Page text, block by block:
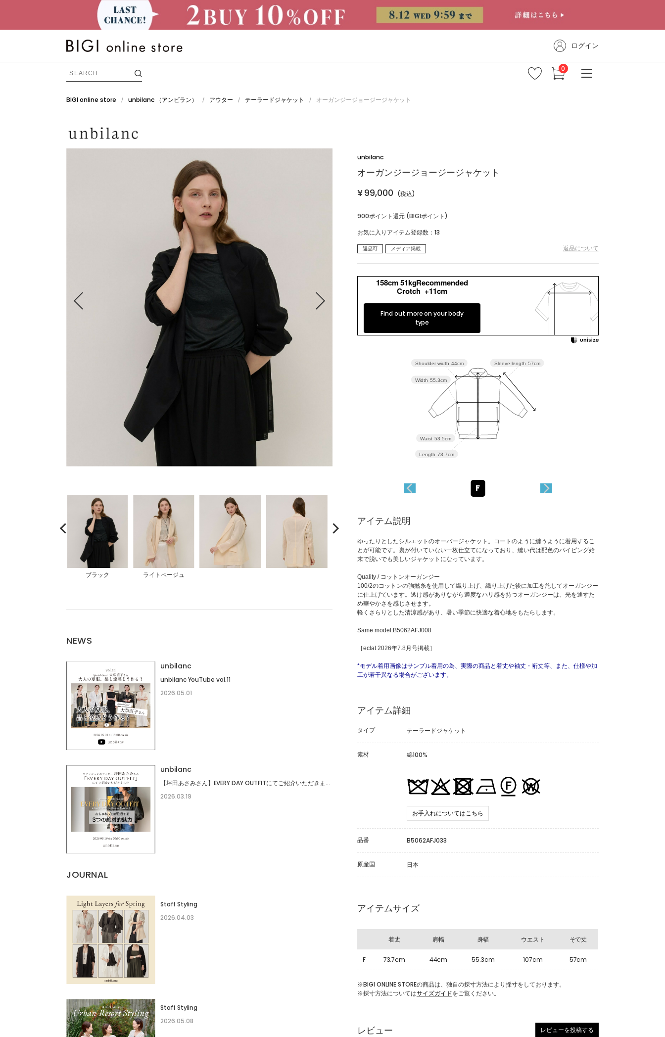
ログイン
大きいサイズ
ワンピース
オールインワン・サロペッ
ネックウェア
アンダーウェア
バッグ
ベルト
その他
インテリア小物
セール
ショップリスト
ジャーナル
よくある質問
お問い合わせ
BIGI online store / unbilanc （アンビラン） / アウター / テーラードジャケット / オーガンジージョージージャケット
ブラック ライトベージュ
NEWS
unbilanc
unbilanc YouTube vol.11
2026.05.01
unbilanc
【坪田あさみさん】EVERY DAY OUTFITにてご紹介いただきました
2026.03.19
JOURNAL
Staff Styling
2026.04.03
Staff Styling
2026.05.08
unbilanc
オーガンジージョージージャケット
¥99,000 (税込)
900ポイント還元 (BIGIポイント)
お気に入りアイテム登録数： 13
返品可 メディア掲載 返品について
158cm 51kgRecommended
Crotch +11cm
Find out more on your body
type
Sleeve length 57cm
Length 73.7cm
Waist 53.5cm
Width 55.3cm
Shoulder width 44cm
F
アイテム説明
ゆったりとしたシルエットのオーバージャケット。コートのように纏うように着用するこ
とが可能です。裏が付いていない一枚仕立てになっており、縫い代は配色のパイピング始
末で脱いでも美しいジャケットになっています。
Quality / コットンオーガンジー
100/2のコットンの強撚糸を使用して織り上げ、織り上げた後に加工を施してオーガンジー
に仕上げています。透け感がありながら適度なハリ感を持つオーガンジーは、光を通すた
め華やかさを感じさせます。
軽くさらりとした清涼感があり、暑い季節に快適な着心地をもたらします。
Same model:B5062AFJ008
［eclat 2026年7.8月号掲載］
*モデル着用画像はサンプル着用の為、実際の商品と着丈や袖丈・裄丈等、また、仕様や加
工が若干異なる場合がございます。
アイテム詳細
タイプ テーラードジャケット
素材 綿100%
お手入れについてはこちら
品番 B5062AFJ033
原産国 日本
アイテムサイズ
着丈 肩幅 身幅 ウエスト そで丈
F 73.7cm 44cm 55.3cm 107cm 57cm
※BIGI ONLINE STOREの商品は、独自の採寸方法により採寸をしております。
※採寸方法についてはサイズガイドをご覧ください。
レビュー レビューを投稿する